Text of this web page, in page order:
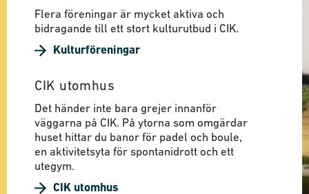
Flera föreningar är mycket aktiva och
bidragande till ett stort kulturutbud i CIK.
Kulturföreningar
CIK utomhus
Det händer inte bara grejer innanför
väggarna på CIK. På ytorna som omgärdar
huset hittar du banor för padel och boule,
en aktivitetsyta för spontanidrott och ett
utegym.
CIK utomhus